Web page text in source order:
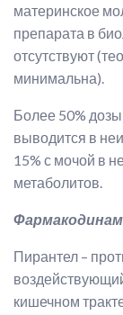
материнское
препарата в
отсутствуют
минимальна).
Более 50%
выводится в
15% с мочой в
метаболитов.
Пирантел –
кишечном